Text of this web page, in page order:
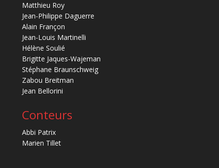
Matthieu Roy
Jean-Philippe Daguerre
Alain Françon
Jean-Louis Martinelli
Hélène Soulié
Brigitte Jaques-Wajeman
Stéphane Braunschweig
Zabou Breitman
Jean Bellorini
Conteurs
Abbi Patrix
Marien Tillet